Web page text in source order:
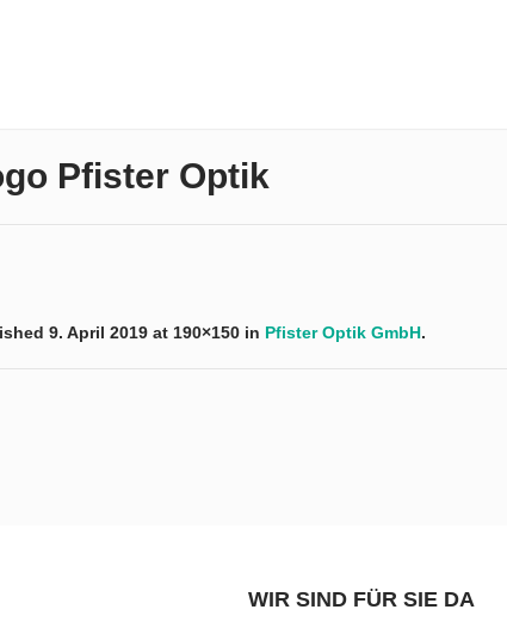
Pfister Optik
9. April 2019 at 190×150 in Pfister Optik GmbH.
WIR SIND FÜR SIE DA